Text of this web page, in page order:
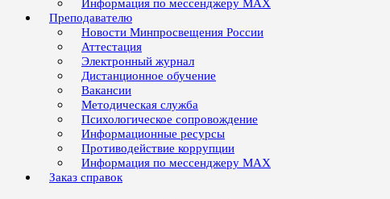
Информация по мессенджеру MAX
Преподавателю
Новости Минпросвещения России
Аттестация
Электронный журнал
Дистанционное обучение
Вакансии
Методическая служба
Психологическое сопровождение
Информационные ресурсы
Противодействие коррупции
Информация по мессенджеру MAX
Заказ справок